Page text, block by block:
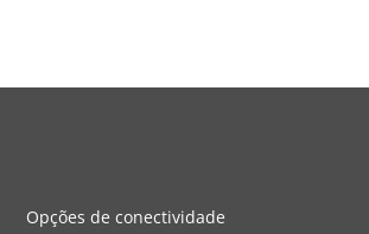
Opções de conectividade